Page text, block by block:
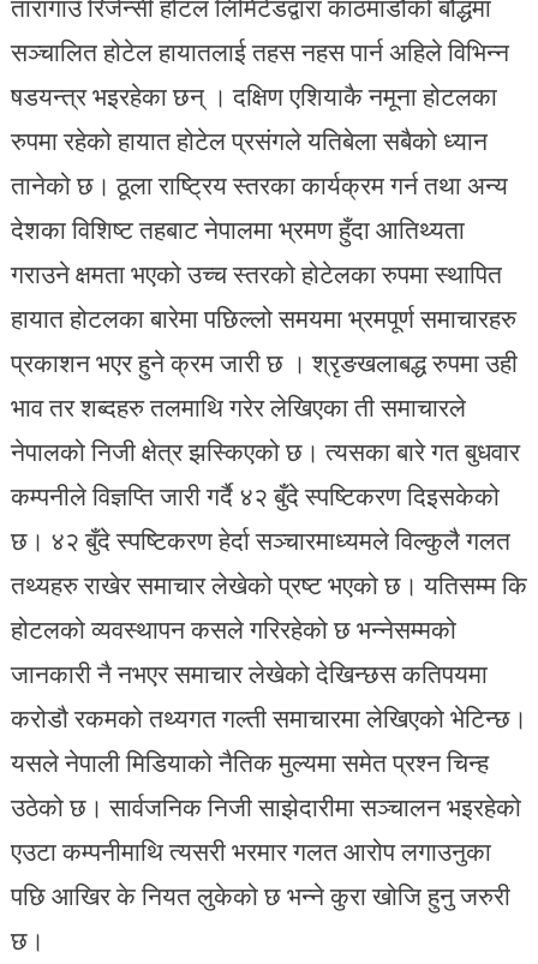
सञ्चालित होटेल हायातलाई तहस नहस पार्न अहिले विभिन्न
षडयन्त्र भइरहेका छन् । दक्षिण एशियाकै नमूना होटलका
रुपमा रहेको हायात होटेल प्रसंगले यतिबेला सबैको ध्यान
तानेको छ। ठूला राष्ट्रिय स्तरका कार्यक्रम गर्न तथा अन्य
देशका विशिष्ट तहबाट नेपालमा भ्रमण हुँदा आतिथ्यता
गराउने क्षमता भएको उच्च स्तरको होटेलका रुपमा स्थापित
हायात होटलका बारेमा पछिल्लो समयमा भ्रमपूर्ण समाचारहरु
प्रकाशन भएर हुने क्रम जारी छ । श्रृङखलाबद्ध रुपमा उही
भाव तर शब्दहरु तलमाथि गरेर लेखिएका ती समाचारले
नेपालको निजी क्षेत्र झस्किएको छ। त्यसका बारे गत बुधवार
कम्पनीले विज्ञप्ति जारी गर्दै ४२ बुँदे स्पष्टिकरण दिइसकेको
छ। ४२ बुँदे स्पष्टिकरण हेर्दा सञ्चारमाध्यमले विल्कुलै गलत
तथ्यहरु राखेर समाचार लेखेको प्रष्ट भएको छ। यतिसम्म कि
होटलको व्यवस्थापन कसले गरिरहेको छ भन्नेसम्मको
जानकारी नै नभएर समाचार लेखेको देखिन्छस कतिपयमा
करोडौ रकमको तथ्यगत गल्ती समाचारमा लेखिएको भेटिन्छ।
यसले नेपाली मिडियाको नैतिक मुल्यमा समेत प्रश्न चिन्ह
उठेको छ। सार्वजनिक निजी साझेदारीमा सञ्चालन भइरहेको
एउटा कम्पनीमाथि त्यसरी भरमार गलत आरोप लगाउनुका
पछि आखिर के नियत लुकेको छ भन्ने कुरा खोजि हुनु जरुरी
छ।